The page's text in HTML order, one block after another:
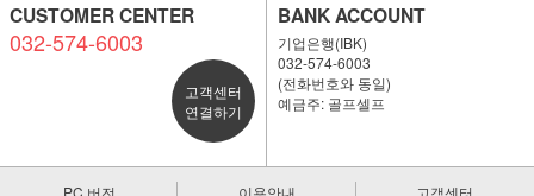
CUSTOMER CENTER
032-574-6003
고객센터
연결하기
BANK ACCOUNT
기업은행(IBK)
032-574-6003
(전화번호와 동일)
예금주: 골프셀프
PC 버전 이용안내 고객센터